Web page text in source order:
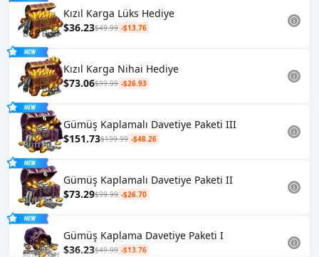
Kızıl Karga Lüks Hediye
$36.23$49.99 -$13.76
Kızıl Karga Nihai Hediye
$73.06$99.99 -$26.93
Gümüş Kaplamalı Davetiye Paketi III
$151.73$199.99 -$48.26
Gümüş Kaplamalı Davetiye Paketi II
$73.29$99.99 -$26.70
Gümüş Kaplama Davetiye Paketi I
$36.23$49.99 -$13.76